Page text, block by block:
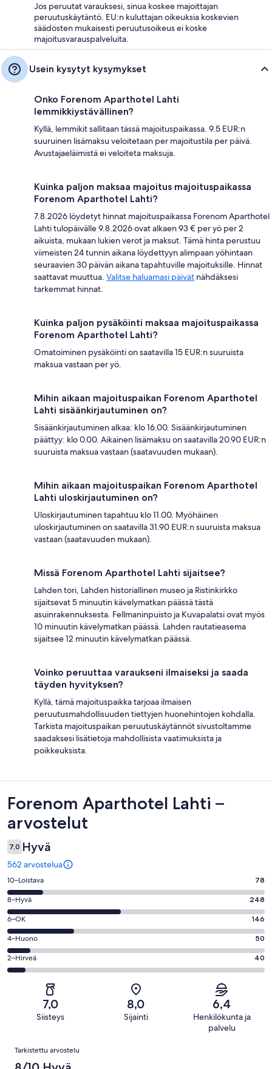
Jos peruutat varauksesi, sinua koskee majoittajan
peruutuskäytäntö. EU:n kuluttajan oikeuksia koskevien
säädösten mukaisesti peruutusoikeus ei koske
majoitusvarauspalveluita.
Usein kysytyt kysymykset
Onko Forenom Aparthotel Lahti
lemmikkiystävällinen?
Kyllä, lemmikit sallitaan tässä majoituspaikassa. 9.5 EUR:n
suuruinen lisämaksu veloitetaan per majoitustila per päivä.
Avustajaeläimistä ei veloiteta maksuja.
Kuinka paljon maksaa majoitus majoituspaikassa
Forenom Aparthotel Lahti?
7.8.2026 löydetyt hinnat majoituspaikassa Forenom Aparthotel
Lahti tulopäivälle 9.8.2026 ovat alkaen 93 € per yö per 2
aikuista, mukaan lukien verot ja maksut. Tämä hinta perustuu
viimeisten 24 tunnin aikana löydettyyn alimpaan yöhintaan
seuraavien 30 päivän aikana tapahtuville majoituksille. Hinnat
saattavat muuttua. Valitse haluamasi päivät nähdäksesi
tarkemmat hinnat.
Kuinka paljon pysäköinti maksaa majoituspaikassa
Forenom Aparthotel Lahti?
Omatoiminen pysäköinti on saatavilla 15 EUR:n suuruista
maksua vastaan per yö.
Mihin aikaan majoituspaikan Forenom Aparthotel
Lahti sisäänkirjautuminen on?
Sisäänkirjautuminen alkaa: klo 16.00. Sisäänkirjautuminen
päättyy: klo 0.00. Aikainen lisämaksu on saatavilla 20.90 EUR:n
suuruista maksua vastaan (saatavuuden mukaan).
Mihin aikaan majoituspaikan Forenom Aparthotel
Lahti uloskirjautuminen on?
Uloskirjautuminen tapahtuu klo 11.00. Myöhäinen
uloskirjautuminen on saatavilla 31.90 EUR:n suuruista maksua
vastaan (saatavuuden mukaan).
Missä Forenom Aparthotel Lahti sijaitsee?
Lahden tori, Lahden historiallinen museo ja Ristinkirkko
sijaitsevat 5 minuutin kävelymatkan päässä tästä
asuinrakennuksesta. Fellmaninpuisto ja Kuvapalatsi ovat myös
10 minuutin kävelymatkan päässä. Lahden rautatieasema
sijaitsee 12 minuutin kävelymatkan päässä.
Voinko peruuttaa varaukseni ilmaiseksi ja saada
täyden hyvityksen?
Kyllä, tämä majoituspaikka tarjoaa ilmaisen
peruutusmahdollisuuden tiettyjen huonehintojen kohdalla.
Tarkista majoituspaikan peruutuskäytännöt sivustoltamme
saadaksesi lisätietoja mahdollisista vaatimuksista ja
poikkeuksista.
Arvostelut
Forenom Aparthotel Lahti –
arvostelut
7,0 Hyvä
562 arvostelua
Arvosana
10
-
Loistava.
78
kautta
562
arvostelua
10–Loistava 78
Arvosana
8
-
Hyvä.
248
kautta
arvostelua
8–Hyvä 248
Arvosana
6
-
OK.
146
arvostelua
6–OK 146
Arvosana
4
-
4–Huono 50
Arvosana
2
arvostelua
2–Hirveä 40
7,0
Siisteys
8,0
Sijainti
6,4
Henkilökunta ja
palvelu
Arvostelut
Tarkistettu arvostelu